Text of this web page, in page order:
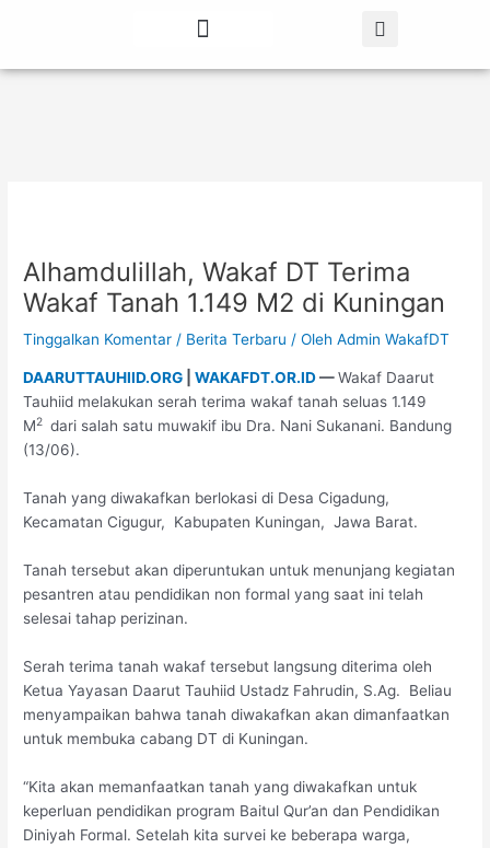
Alhamdulillah, Wakaf DT Terima
Wakaf Tanah 1.149 M2 di Kuningan
Tinggalkan Komentar / Berita Terbaru / OlehAdmin WakafDT
DAARUTTAUHIID.ORG |WAKAFDT.OR.ID—Wakaf Daarut
Tauhiid melakukan serah terima wakaf tanah seluas 1.149
M2 dari salah satu muwakif ibu Dra. Nani Sukanani. Bandung
(13/06).
Tanah yang diwakafkan berlokasi di Desa Cigadung,
Kecamatan Cigugur, Kabupaten Kuningan, Jawa Barat.
Tanah tersebut akan diperuntukan untuk menunjang kegiatan
pesantren atau pendidikan non formal yang saat ini telah
selesai tahap perizinan.
Serah terima tanah wakaf tersebut langsung diterima oleh
Ketua Yayasan Daarut Tauhiid Ustadz Fahrudin, S.Ag. Beliau
menyampaikan bahwa tanah diwakafkan akan dimanfaatkan
untuk membuka cabang DT di Kuningan.
“Kita akan memanfaatkan tanah yang diwakafkan untuk
keperluan pendidikan program Baitul Qur’an dan Pendidikan
Diniyah Formal. Setelah kita survei ke beberapa warga,